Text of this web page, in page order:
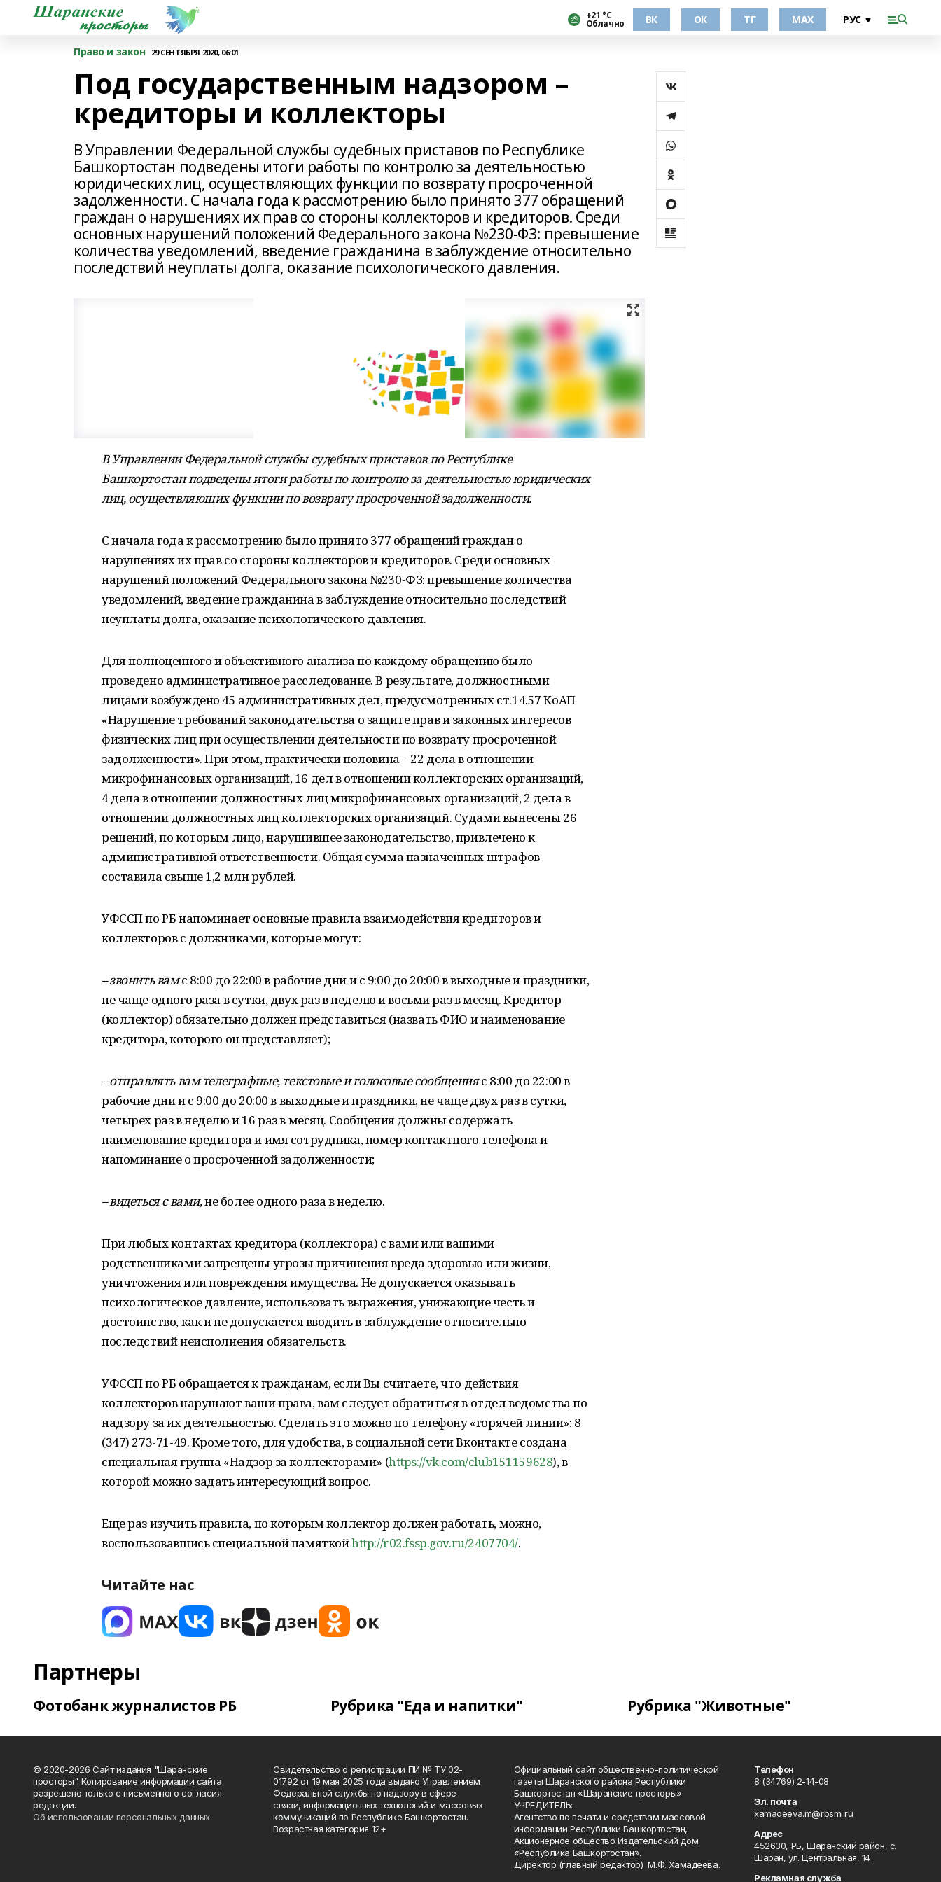
+21 °С
Облачно ВК ОК ТГ МАХ
Право и закон 29 СЕНТЯБРЯ 2020, 06:01
Под государственным надзором –
кредиторы и коллекторы
В Управлении Федеральной службы судебных приставов по Республике
Башкортостан подведены итоги работы по контролю за деятельностью
юридических лиц, осуществляющих функции по возврату просроченной
задолженности. С начала года к рассмотрению было принято 377 обращений
граждан о нарушениях их прав со стороны коллекторов и кредиторов. Среди
основных нарушений положений Федерального закона №230-ФЗ: превышение
количества уведомлений, введение гражданина в заблуждение относительно
последствий неуплаты долга, оказание психологического давления.
В Управлении Федеральной службы судебных приставов по Республике
Башкортостан подведены итоги работы по контролю за деятельностью юридических
лиц, осуществляющих функции по возврату просроченной задолженности.
С начала года к рассмотрению было принято 377 обращений граждан о
нарушениях их прав со стороны коллекторов и кредиторов. Среди основных
нарушений положений Федерального закона №230-ФЗ: превышение количества
уведомлений, введение гражданина в заблуждение относительно последствий
неуплаты долга, оказание психологического давления.
Для полноценного и объективного анализа по каждому обращению было
проведено административное расследование. В результате, должностными
лицами возбуждено 45 административных дел, предусмотренных ст.14.57 КоАП
«Нарушение требований законодательства о защите прав и законных интересов
физических лиц при осуществлении деятельности по возврату просроченной
задолженности». При этом, практически половина – 22 дела в отношении
микрофинансовых организаций, 16 дел в отношении коллекторских организаций,
4 дела в отношении должностных лиц микрофинансовых организаций, 2 дела в
отношении должностных лиц коллекторских организаций. Судами вынесены 26
решений, по которым лицо, нарушившее законодательство, привлечено к
административной ответственности. Общая сумма назначенных штрафов
составила свыше 1,2 млн рублей.
УФССП по РБ напоминает основные правила взаимодействия кредиторов и
коллекторов с должниками, которые могут:
– звонить вамс 8:00 до 22:00 в рабочие дни и с 9:00 до 20:00 в выходные и праздники,
не чаще одного раза в сутки, двух раз в неделю и восьми раз в месяц. Кредитор
(коллектор) обязательно должен представиться (назвать ФИО и наименование
кредитора, которого он представляет);
–отправлять вам телеграфные, текстовые и голосовые сообщенияс 8:00 до 22:00 в
рабочие дни и с 9:00 до 20:00 в выходные и праздники, не чаще двух раз в сутки,
четырех раз в неделю и 16 раз в месяц. Сообщения должны содержать
наименование кредитора и имя сотрудника, номер контактного телефона и
напоминание о просроченной задолженности;
– видеться с вами,не более одного раза в неделю.
При любых контактах кредитора (коллектора) с вами или вашими
родственниками запрещены угрозы причинения вреда здоровью или жизни,
уничтожения или повреждения имущества. Не допускается оказывать
психологическое давление, использовать выражения, унижающие честь и
достоинство, как и не допускается вводить в заблуждение относительно
последствий неисполнения обязательств.
УФССП по РБ обращается к гражданам, если Вы считаете, что действия
коллекторов нарушают ваши права, вам следует обратиться в отдел ведомства по
надзору за их деятельностью. Сделать это можно по телефону «горячей линии»: 8
(347) 273-71-49. Кроме того, для удобства, в социальной сети Вконтакте создана
специальная группа «Надзор за коллекторами» (https://vk.com/club151159628), в
которой можно задать интересующий вопрос.
Еще раз изучить правила, по которым коллектор должен работать, можно,
воспользовавшись специальной памяткойhttp://r02.fssp.gov.ru/2407704/.
Читайте нас
Партнеры
Фотобанк журналистов РБ Рубрика "Еда и напитки" Рубрика "Животные"
© 2020-2026 Сайт издания "Шаранские
просторы". Копирование информации сайта
разрешено только с письменного согласия
редакции.
Об использовании персональных данных
Свидетельство о регистрации ПИ № ТУ 02-
01792 от 19 мая 2025 года выдано Управлением
Федеральной службы по надзору в сфере
связи, информационных технологий и массовых
коммуникаций по Республике Башкортостан.
Возрастная категория 12+
Официальный сайт общественно-политической
газеты Шаранского района Республики
Башкортостан «Шаранские просторы»
УЧРЕДИТЕЛЬ:
Агентство по печати и средствам массовой
информации Республики Башкортостан,
Акционерное общество Издательский дом
«Республика Башкортостан».
Директор (главный редактор) М.Ф. Хамадеева.
Телефон
8 (34769) 2-14-08
Эл. почта
xamadeeva.m@rbsmi.ru
Адрес
452630, РБ, Шаранский район, с.
Шаран, ул. Центральная, 14
Рекламная служба